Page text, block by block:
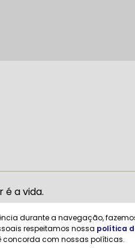
é a vida.
durante a navegação,
respeitamos nossa política
concorda com nossas políticas.